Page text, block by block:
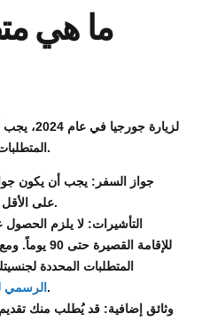
ما هي
لزيارة
المتطلبات الرئيسية لضمان دخول سلس.
على الأقل من تاريخ الدخول إلى جورجيا.
التأشيرات: لا يلزم
للإقامة
المتطلبات المحددة
الرسمي قبل السفر.
وثائق إضافية: قد يُطلب منك تقديم